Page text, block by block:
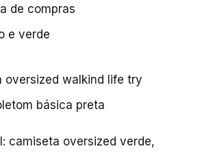
de compras
e verde
oversized walkind life try
básica preta
camiseta oversized verde,